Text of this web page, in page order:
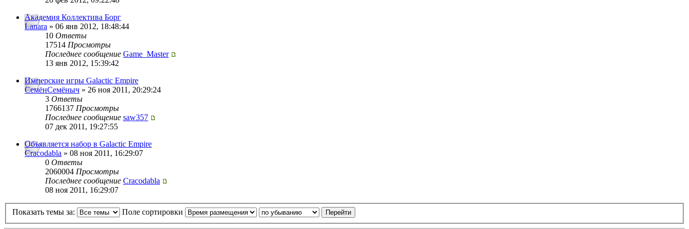
Академия Коллектива Борг
Lanara » 06 янв 2012, 18:48:44
10 Ответы
17514 Просмотры
Последнее сообщение Game_Master
13 янв 2012, 15:39:42
Имперские игры Galactic Empire
СемёнСемёныч » 26 ноя 2011, 20:29:24
3 Ответы
1766137 Просмотры
Последнее сообщение saw357
07 дек 2011, 19:27:55
Объявляется набор в Galactic Empire
Cracodabla » 08 ноя 2011, 16:29:07
0 Ответы
2060004 Просмотры
Последнее сообщение Cracodabla
08 ноя 2011, 16:29:07
Показать темы за: Поле сортировки